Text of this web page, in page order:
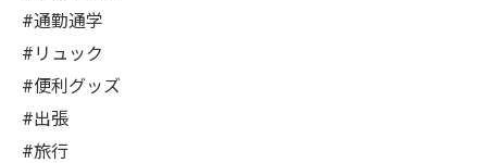
#通勤通学
#リュック
#便利グッズ
#出張
#旅行